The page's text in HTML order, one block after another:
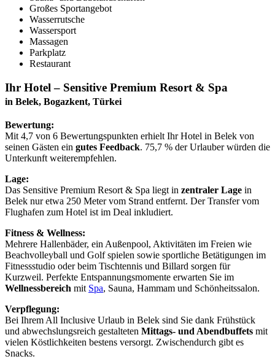
Großes Sportangebot
Wasserrutsche
Wassersport
Massagen
Parkplatz
Restaurant
Ihr Hotel – Sensitive Premium Resort & Spa
in Belek, Bogazkent, Türkei
Bewertung:
Mit 4,7 von 6 Bewertungspunkten erhielt Ihr Hotel in Belek von
seinen Gästen ein gutes Feedback. 75,7 % der Urlauber würden die
Unterkunft weiterempfehlen.
Lage:
Das Sensitive Premium Resort & Spa liegt in zentraler Lage in
Belek nur etwa 250 Meter vom Strand entfernt. Der Transfer vom
Flughafen zum Hotel ist im Deal inkludiert.
Fitness & Wellness:
Mehrere Hallenbäder, ein Außenpool, Aktivitäten im Freien wie
Beachvolleyball und Golf spielen sowie sportliche Betätigungen im
Fitnessstudio oder beim Tischtennis und Billard sorgen für
Kurzweil. Perfekte Entspannungsmomente erwarten Sie im
Wellnessbereich mit Spa, Sauna, Hammam und Schönheitssalon.
Verpflegung:
Bei Ihrem All Inclusive Urlaub in Belek sind Sie dank Frühstück
und abwechslungsreich gestalteten Mittags- und Abendbuffets mit
vielen Köstlichkeiten bestens versorgt. Zwischendurch gibt es
Snacks.